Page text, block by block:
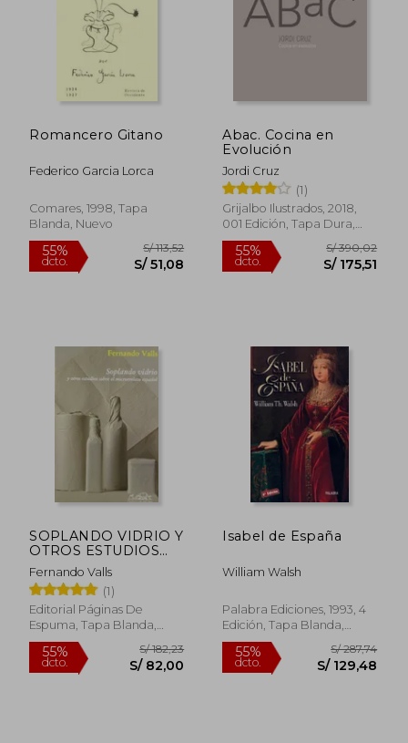
55%
dcto.
Romancero Gitano
Federico Garcia Lorca
Comares, 1998, Tapa
Blanda, Nuevo
55%
dcto.
S/ 113,52
Abac. Cocina en
Evolución
Jordi Cruz
(1)
Grijalbo Ilustrados, 2018,
001 Edición, Tapa Dura,
Nuevo
dcto.
SOPLANDO VIDRIO Y
OTROS ESTUDIOS
SOBRE EL
MICRORRELATO
ESPAÑOL
Fernando Valls
(1)
Editorial Páginas De
Espuma, Tapa Blanda,
Nuevo
Isabel de España
William Walsh
Palabra Ediciones, 1993, 4
Edición, Tapa Blanda,
Nuevo